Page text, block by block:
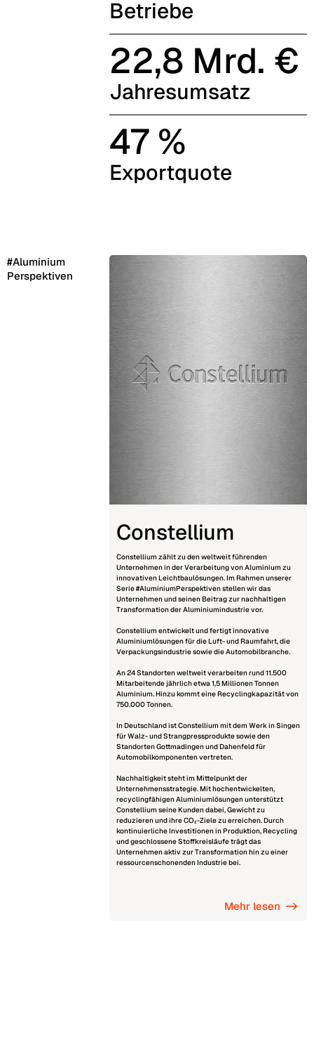
Betriebe
22,8 Mrd. €
Jahresumsatz
47 %
Exportquote
#Aluminium
Perspek­tiven
Constellium
Constelliumzählt zu den weltweit führenden
Unternehmen in der Verarbeitung von Aluminium zu
innovativen Leichtbaulösungen. Im Rahmen unserer
Serie #AluminiumPerspektiven stellen wir das
Unternehmen und seinen Beitrag zur nachhaltigen
Transformation der Aluminiumindustrie vor.
Constellium entwickelt und fertigt innovative
Aluminiumlösungen für die Luft- und Raumfahrt, die
Verpackungsindustrie sowie die Automobilbranche.
An 24 Standorten weltweit verarbeiten rund 11.500
Mitarbeitende jährlich etwa 1,5 Millionen Tonnen
Aluminium. Hinzu kommt eine Recyclingkapazität von
750.000 Tonnen.
In Deutschland ist Constellium mit dem Werk in Singen
für Walz- und Strangpressprodukte sowie den
Standorten Gottmadingen und Dahenfeld für
Automobilkomponenten vertreten.
Nachhaltigkeit steht im Mittelpunkt der
Unternehmensstrategie. Mit hochentwickelten,
recyclingfähigen Aluminiumlösungen unterstützt
Constellium seine Kunden dabei, Gewicht zu
reduzieren und ihre CO₂-Ziele zu erreichen. Durch
kontinuierliche Investitionen in Produktion, Recycling
und geschlossene Stoffkreisläufe trägt das
Unternehmen aktiv zur Transformation hin zu einer
ressourcenschonenden Industrie bei.
Mehr lesen